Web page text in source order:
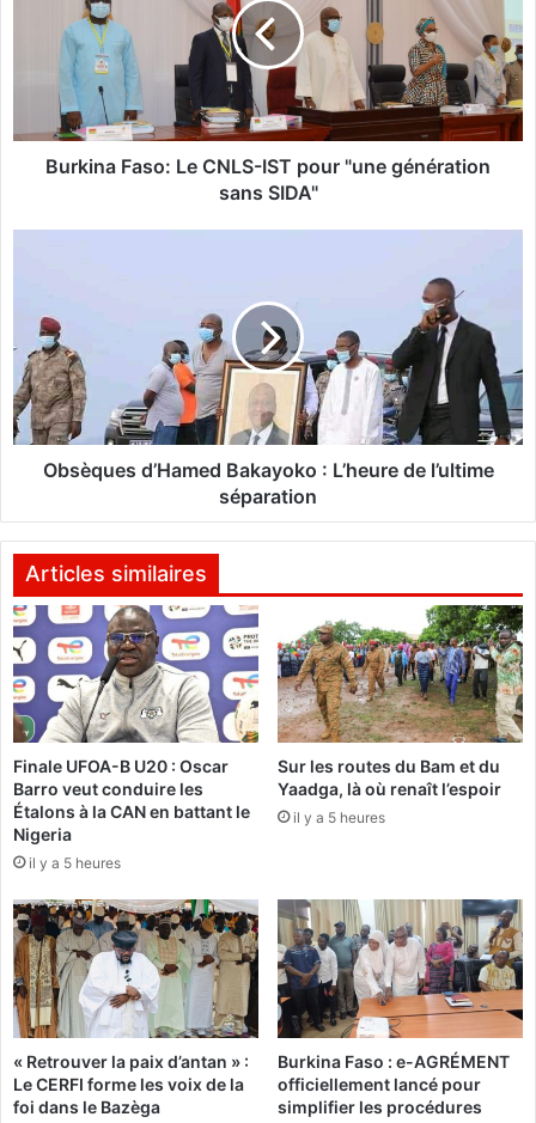
F
S
-
I
o
"
u
n
e
g
é
n
é
r
a
t
o
n
s
a
n
s
S
I
D
Burkina Faso: Le CNLS-IST pour "une génération
sans SIDA"
u
e
s
d
a
m
d
B
a
k
a
y
o
k
o
:
L
’
e
u
r
e
d
e
l
’
Obsèques d’Hamed Bakayoko : L’heure de l’ultime
séparation
Articles similaires
Finale UFOA-B U20 : Oscar
Barro veut conduire les
Étalons à la CAN en battant le
Nigeria
il y a 5 heures
Sur les routes du Bam et du
Yaadga, là où renaît l’espoir
il y a 5 heures
« Retrouver la paix d’antan » :
Le CERFI forme les voix de la
foi dans le Bazèga
Burkina Faso : e-AGRÉMENT
officiellement lancé pour
simplifier les procédures